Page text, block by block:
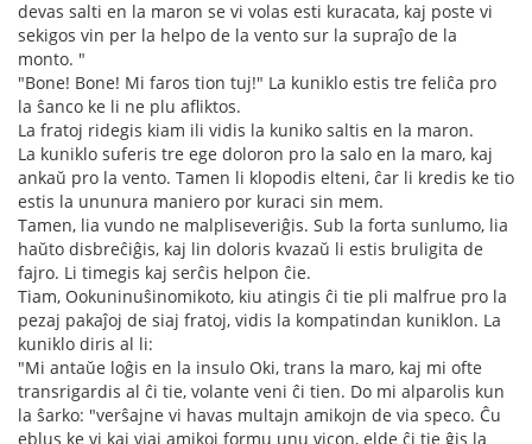
devas salti en la maron se vi volas esti kuracata, kaj poste vi
sekigos vin per la helpo de la vento sur la supraĵo de la
monto. "
"Bone! Bone! Mi faros tion tuj!" La kuniklo estis tre feliĉa pro
la ŝanco ke li ne plu afliktos.
La fratoj ridegis kiam ili vidis la kuniko saltis en la maron.
La kuniklo suferis tre ege doloron pro la salo en la maro, kaj
ankaŭ pro la vento. Tamen li klopodis elteni, ĉar li kredis ke tio
estis la ununura maniero por kuraci sin mem.
Tamen, lia vundo ne malpliseveriĝis. Sub la forta sunlumo, lia
haŭto disbreĉiĝis, kaj lin doloris kvazaŭ li estis bruligita de
fajro. Li timegis kaj serĉis helpon ĉie.
Tiam, Ookuninuŝinomikoto, kiu atingis ĉi tie pli malfrue pro la
pezaj pakaĵoj de siaj fratoj, vidis la kompatindan kuniklon. La
kuniklo diris al li:
"Mi antaŭe loĝis en la insulo Oki, trans la maro, kaj mi ofte
transrigardis al ĉi tie, volante veni ĉi tien. Do mi alparolis kun
la ŝarko: "verŝajne vi havas multajn amikojn de via speco. Ĉu
eblus ke vi kaj viaj amikoj formu unu vicon, elde ĉi tie ĝis la